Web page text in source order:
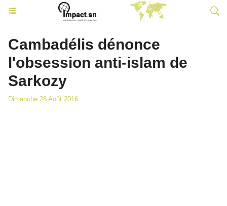
Cambadélis dénonce
l'obsession anti-islam de
Sarkozy
Dimanche 28 Août 2016